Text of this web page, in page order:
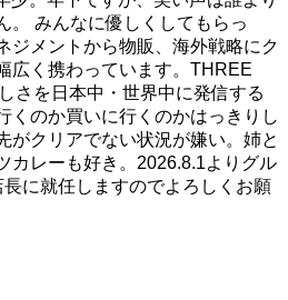
。 みんなに優しくしてもらっ
ジメントから物販、海外戦略にク
広く携わっています。THREE
さを日本中・世界中に発信する
くのか買いに行くのかはっきりし
がクリアでない状況が嫌い。姉と
カレーも好き。2026.8.1よりグル
に就任しますのでよろしくお願